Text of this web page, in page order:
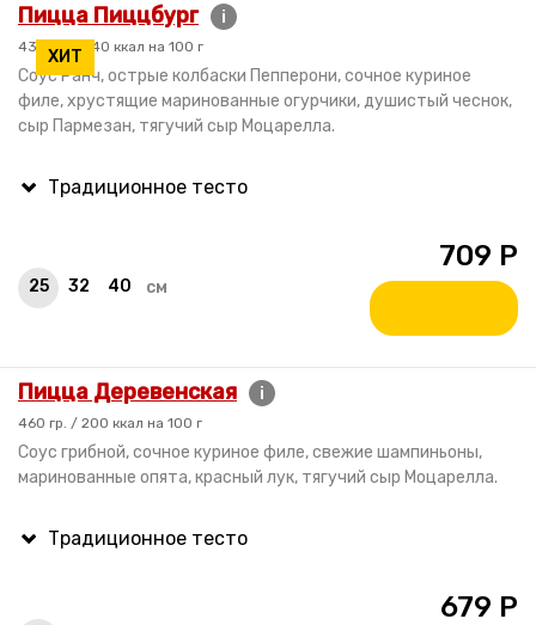
ХИТ
Пицца Пиццбург i
430 гр. / 240 ккал на 100 г
Соус Ранч, острые колбаски Пепперони, сочное куриное
филе, хрустящие маринованные огурчики, душистый чеснок,
сыр Пармезан, тягучий сыр Моцарелла.
25 32 40 см
709 Р
Пицца Деревенская i
460 гр. / 200 ккал на 100 г
Соус грибной, сочное куриное филе, свежие шампиньоны,
маринованные опята, красный лук, тягучий сыр Моцарелла.
679 Р